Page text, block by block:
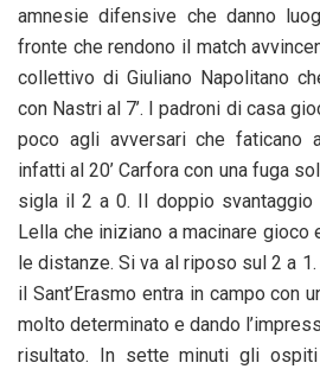
amnesie difensive che danno
fronte che rendono il match
collettivo di Giuliano Napolitano
con Nastri al 7’. I padroni di casa
poco agli avversari che faticano
infatti al 20’ Carfora con una fuga
sigla il 2 a 0. Il doppio
Lella che iniziano a macinare gioco
le distanze. Si va al riposo sul 2 a
il Sant’Erasmo entra in campo con
molto determinato e dando
risultato. In sette minuti gli ospiti